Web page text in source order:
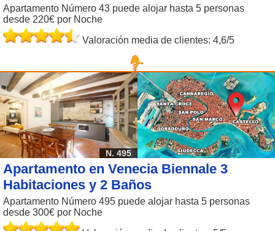
Apartamento Número 43 puede alojar hasta 5 personas
desde 220€ por Noche
Valoración media de clientes: 4,6/5
N. 495
Apartamento en Venecia Biennale 3
Habitaciones y 2 Baños
Apartamento Número 495 puede alojar hasta 5 personas
desde 300€ por Noche